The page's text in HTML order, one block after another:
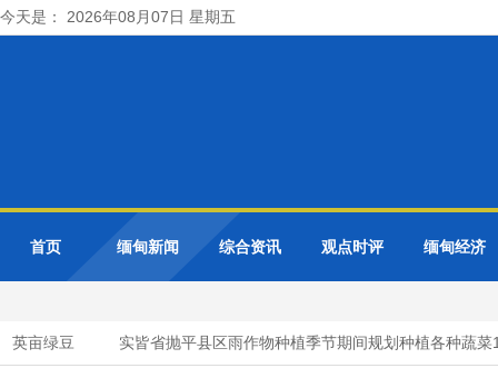
今天是： 2026年08月07日 星期五
首页 缅甸新闻 综合资讯 观点时评 缅甸经济
亩绿豆 实皆省抛平县区雨作物种植季节期间规划种植各种蔬菜1